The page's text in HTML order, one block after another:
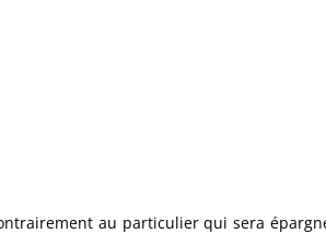
au particulier qui sera épargné